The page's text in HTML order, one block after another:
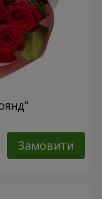
Замовити